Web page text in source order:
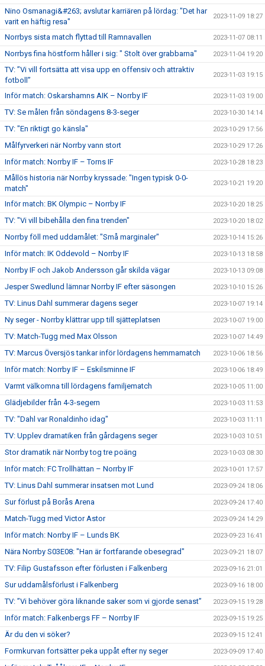
Nino Osmanagi&#263; avslutar karriären på lördag: "Det har
varit en häftig resa"
2023-11-09 18:27
Norrbys sista match flyttad till Ramnavallen 2023-11-07 08:11
Norrbys fina höstform håller i sig: " Stolt över grabbarna" 2023-11-04 19:20
TV: ”Vi vill fortsätta att visa upp en offensiv och attraktiv
fotboll”
2023-11-03 19:15
Inför match: Oskarshamns AIK – Norrby IF 2023-11-03 19:00
TV: Se målen från söndagens 8-3-seger 2023-10-30 14:14
TV: "En riktigt go känsla" 2023-10-29 17:56
Målfyrverkeri när Norrby vann stort 2023-10-29 17:26
Inför match: Norrby IF – Torns IF 2023-10-28 18:23
Mållös historia när Norrby kryssade: "Ingen typisk 0-0-
match"
2023-10-21 19:20
Inför match: BK Olympic – Norrby IF 2023-10-20 18:25
TV: "Vi vill bibehålla den fina trenden" 2023-10-20 18:02
Norrby föll med uddamålet: "Små marginaler" 2023-10-14 15:26
Inför match: IK Oddevold – Norrby IF 2023-10-13 18:58
Norrby IF och Jakob Andersson går skilda vägar 2023-10-13 09:08
Jesper Swedlund lämnar Norrby IF efter säsongen 2023-10-10 15:26
TV: Linus Dahl summerar dagens seger 2023-10-07 19:14
Ny seger - Norrby klättrar upp till sjätteplatsen 2023-10-07 19:00
TV: Match-Tugg med Max Olsson 2023-10-07 14:49
TV: Marcus Översjös tankar inför lördagens hemmamatch 2023-10-06 18:56
Inför match: Norrby IF – Eskilsminne IF 2023-10-06 18:49
Varmt välkomna till lördagens familjematch 2023-10-05 11:00
Glädjebilder från 4-3-segern 2023-10-03 11:53
TV: "Dahl var Ronaldinho idag" 2023-10-03 11:11
TV: Upplev dramatiken från gårdagens seger 2023-10-03 10:51
Stor dramatik när Norrby tog tre poäng 2023-10-03 08:30
Inför match: FC Trollhättan – Norrby IF 2023-10-01 17:57
TV: Linus Dahl summerar insatsen mot Lund 2023-09-24 18:06
Sur förlust på Borås Arena 2023-09-24 17:40
Match-Tugg med Victor Astor 2023-09-24 14:29
Inför match: Norrby IF – Lunds BK 2023-09-23 16:41
Nära Norrby S03E08: "Han är fortfarande obesegrad" 2023-09-21 18:07
TV: Filip Gustafsson efter förlusten i Falkenberg 2023-09-16 21:01
Sur uddamålsförlust i Falkenberg 2023-09-16 18:00
TV: ”Vi behöver göra liknande saker som vi gjorde senast” 2023-09-15 19:28
Inför match: Falkenbergs FF – Norrby IF 2023-09-15 19:25
Är du den vi söker? 2023-09-15 12:41
Formkurvan fortsätter peka uppåt efter ny seger 2023-09-09 17:40